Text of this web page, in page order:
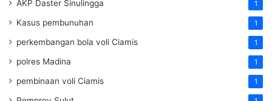
AKP Daster Sinulingga 1
Kasus pembunuhan 1
perkembangan bola voli Ciamis 1
polres Madina 1
pembinaan voli Ciamis 1